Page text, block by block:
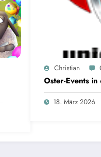
Christian
Oster-Events
18. März 2026